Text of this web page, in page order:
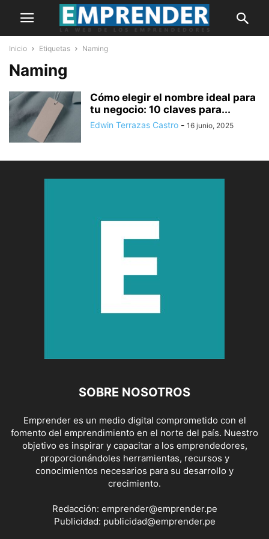
Inicio Etiquetas Naming
Naming
Cómo elegir el nombre ideal para
tu negocio: 10 claves para...
Edwin Terrazas Castro - 16 junio, 2025
SOBRE NOSOTROS
Emprender es un medio digital comprometido con el
fomento del emprendimiento en el norte del país. Nuestro
objetivo es inspirar y capacitar a los emprendedores,
proporcionándoles herramientas, recursos y
conocimientos necesarios para su desarrollo y
crecimiento.
Redacción: emprender@emprender.pe
Publicidad: publicidad@emprender.pe